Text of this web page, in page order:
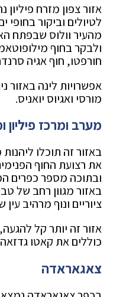
אזור צפון מזרח
לטיולים וביקור
מהעיר וולוס שבפתח
ולבקר בחוף
חורפטו, חוף אגיה
אפשרויות לינה באזור
מורסי ואגיוס יואניס.
מערב ומרכז
באזור זה תוכלו
את רצועת החוף
ובתוכה מספר כפרים
באזור מגוון רחב של
ציוריים ונוף מרהיב
אזור זה יותר קל
כוללים את קאטו
צאגאראדה